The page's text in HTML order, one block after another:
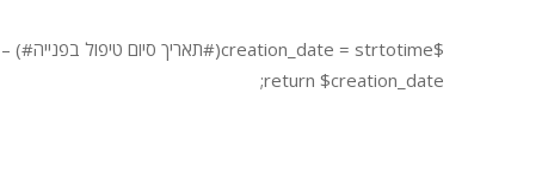
$creation_date = strtotime(#תאריך סיום טיפול בפנייה#) – strtotime(#תאריך יצירה#);
return $creation_date;